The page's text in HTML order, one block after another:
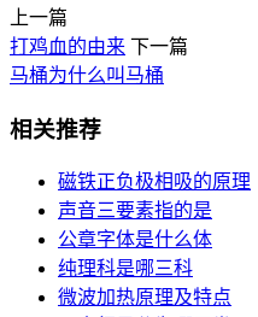
上一篇
打鸡血的由来 下一篇
马桶为什么叫马桶
相关推荐
磁铁正负极相吸的原理
声音三要素指的是
公章字体是什么体
纯理科是哪三科
微波加热原理及特点